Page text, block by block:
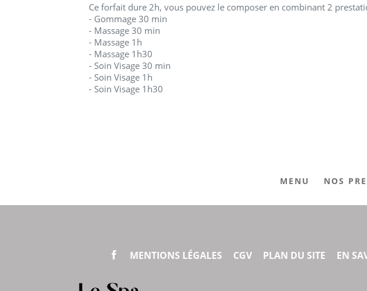
Ce forfait dure 2h, vous pouvez le composer en combinant 2
- Gommage 30 min
- Massage 30 min
- Massage 1h
- Massage 1h30
- Soin Visage 30 min
- Soin Visage 1h
- Soin Visage 1h30
MENU NOS
MENTIONS LÉGALES CGV PLAN DU SITE EN